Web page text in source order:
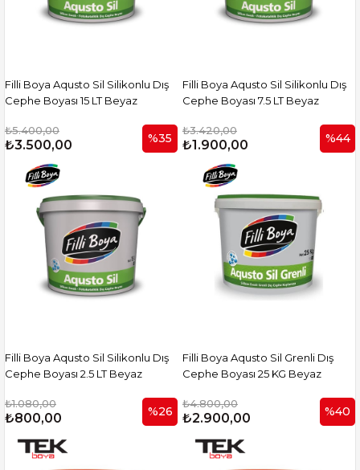
Filli Boya Aqusto Sil Silikonlu Dış
Cephe Boyası 15 LT Beyaz
₺5.400,00
₺3.500,00 %35
Filli Boya Aqusto Sil Silikonlu Dış
Cephe Boyası 7.5 LT Beyaz
₺3.420,00
₺1.900,00 %44
Filli Boya Aqusto Sil Silikonlu Dış
Cephe Boyası 2.5 LT Beyaz
₺1.080,00
₺800,00 %26
Filli Boya Aqusto Sil Grenli Dış
Cephe Boyası 25 KG Beyaz
₺4.800,00
₺2.900,00 %40